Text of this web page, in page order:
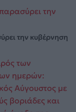
την κυβέρνηση